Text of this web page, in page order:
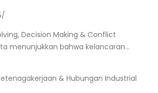
/
Decision Making & Conflict
menunjukkan bahwa kelancaran…